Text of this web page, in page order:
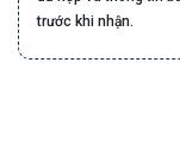
trước khi nhận.